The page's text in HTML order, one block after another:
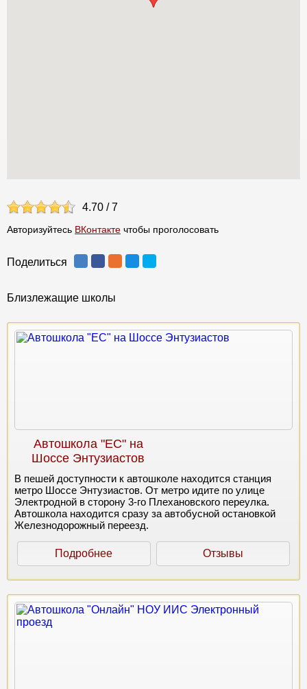
4.70 /7
Авторизуйтесь ВКонтакте чтобы проголосовать
Поделиться
Близлежащие школы
Автошкола "ЕС" на
Шоссе Энтузиастов
В пешей доступности к автошколе находится станция
метро Шоссе Энтузиастов. От метро идите по улице
Электродной в сторону 3-го Плехановского переулка.
Автошкола находится сразу за автобусной остановкой
Железнодорожный переезд.
Подробнее Отзывы